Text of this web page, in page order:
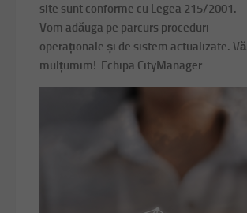
site sunt conforme cu Legea 215/2001.
Vom adăuga pe parcurs proceduri
operaționale și de sistem actualizate. Vă
mulțumim! Echipa CityManager